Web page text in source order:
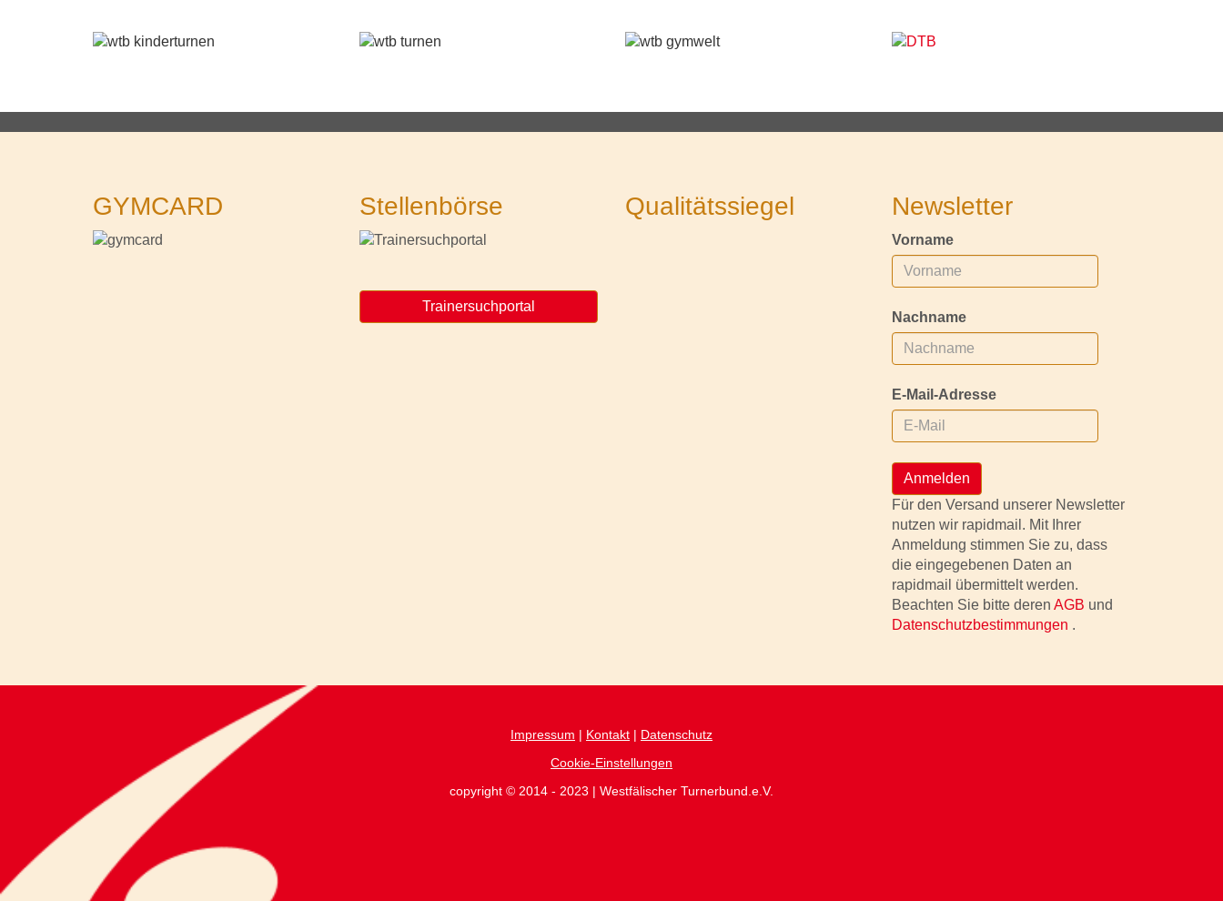
GYMCARD Stellenbörse
Trainersuchportal
Qualitätssiegel Newsletter
Vorname
Nachname
E-Mail-Adresse
Anmelden
Für den Versand unserer Newsletter
nutzen wir rapidmail. Mit Ihrer
Anmeldung stimmen Sie zu, dass
die eingegebenen Daten an
rapidmail übermittelt werden.
Beachten Sie bitte deren AGB und
Datenschutzbestimmungen .
Impressum | Kontakt | Datenschutz
Cookie-Einstellungen
copyright © 2014 - 2023 | Westfälischer Turnerbund.e.V.